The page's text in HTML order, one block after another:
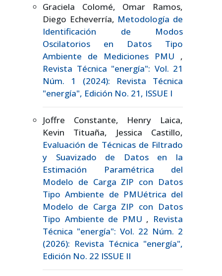
Graciela Colomé, Omar Ramos,
Diego Echeverría, Metodología de
Identificación de Modos
Oscilatorios en Datos Tipo
Ambiente de Mediciones PMU ,
Revista Técnica "energía": Vol. 21
Núm. 1 (2024): Revista Técnica
"energía", Edición No. 21, ISSUE I
Joffre Constante, Henry Laica,
Kevin Tituaña, Jessica Castillo,
Evaluación de Técnicas de Filtrado
y Suavizado de Datos en la
Estimación Paramétrica del
Modelo de Carga ZIP con Datos
Tipo Ambiente de PMUétrica del
Modelo de Carga ZIP con Datos
Tipo Ambiente de PMU , Revista
Técnica "energía": Vol. 22 Núm. 2
(2026): Revista Técnica "energía",
Edición No. 22 ISSUE II